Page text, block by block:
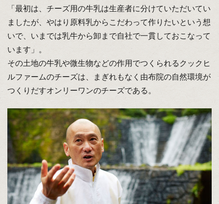
「最初は、チーズ用の牛乳は生産者に分けていただいてい
ましたが、やはり原料乳からこだわって作りたいという想
いで、いまでは乳牛から卸まで自社で一貫しておこなって
います」。
その土地の牛乳や微生物などの作用でつくられるクックヒ
ルファームのチーズは、まぎれもなく由布院の自然環境が
つくりだすオンリーワンのチーズである。